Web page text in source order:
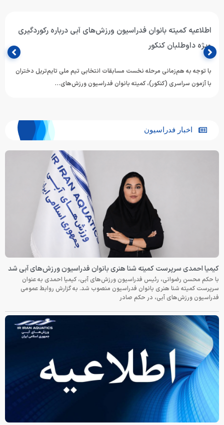
اطلاعیه کمیته بانوان فدراسیون ورزش‌های آبی درباره رکوردگیری
ویژه داوطلبان کنکور
با توجه به هم‌زمانی مرحله نخست مسابقات انتخابی تیم ملی تایم‌تریل دختران
با آزمون سراسری (کنکور)، کمیته بانوان فدراسیون ورزش‌های…
اخبار فدراسیون
کیمیا احمدی سرپرست کمیته شنا هنری بانوان فدراسیون ورزش‌های آبی شد
با حکم محسن رضوانی، رئیس فدراسیون ورزش‌های آبی، کیمیا احمدی به عنوان
سرپرست کمیته شنا هنری بانوان فدراسیون منصوب شد. به گزارش روابط عمومی
فدراسیون ورزش‌های آبی، در حکم صادر